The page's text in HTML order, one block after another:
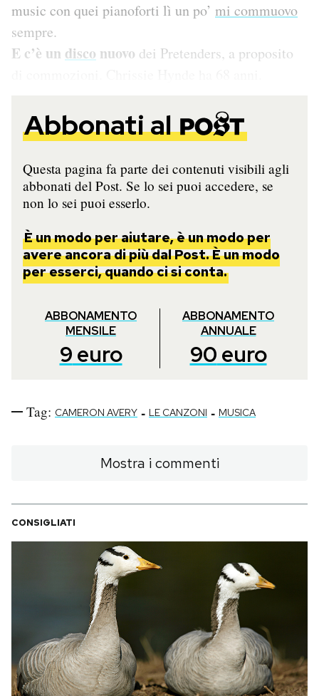
music con quei pianoforti lì un po’ mi commuovo
sempre.
E c’è un disco nuovo dei Pretenders, a proposito
Abbonati al
Questa pagina fa parte dei contenuti visibili agli
abbonati del Post. Se lo sei puoi accedere, se
non lo sei puoi esserlo.
È un modo per aiutare, è un modo per
avere ancora di più dal Post. È un modo
per esserci, quando ci si conta.
ABBONAMENTO
MENSILE
9 euro
ABBONAMENTO
ANNUALE
90 euro
Tag: CAMERON AVERY - LE CANZONI - MUSICA
Mostra i commenti
CONSIGLIATI